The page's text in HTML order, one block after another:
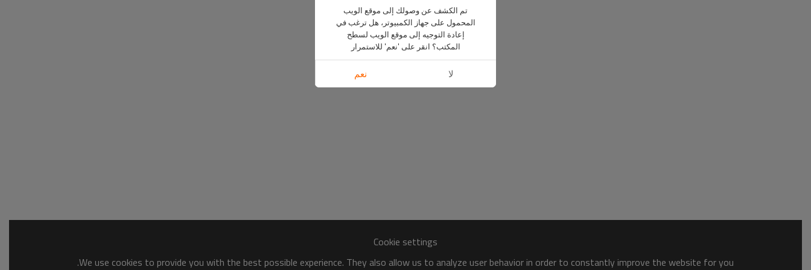
Cookie settings
We use cookies to provide you with the best possible experience. They also allow us to analyze user behavior in order to constantly improve the website for you.
تم الكشف عن وصولك إلى موقع الويب
المحمول على جهاز الكمبيوتر، هل ترغب في
إعادة التوجيه إلى موقع الويب لسطح
المكتب؟ انقر على 'نعم' للاستمرار
لا نعم